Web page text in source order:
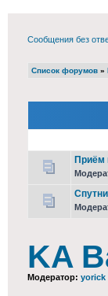
Сообщения без
Список форумов »
Приём
KA
Модератор: yorick